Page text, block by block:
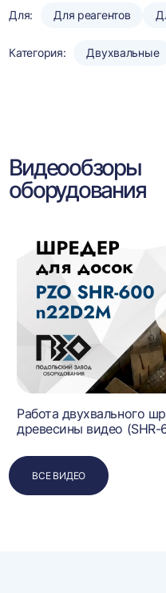
Для: Для реагентов
Категория: Двухвальные
Видеообзоры
оборудования
Работа двухвального
древесины видео (SHR-
ВСЕ ВИДЕО